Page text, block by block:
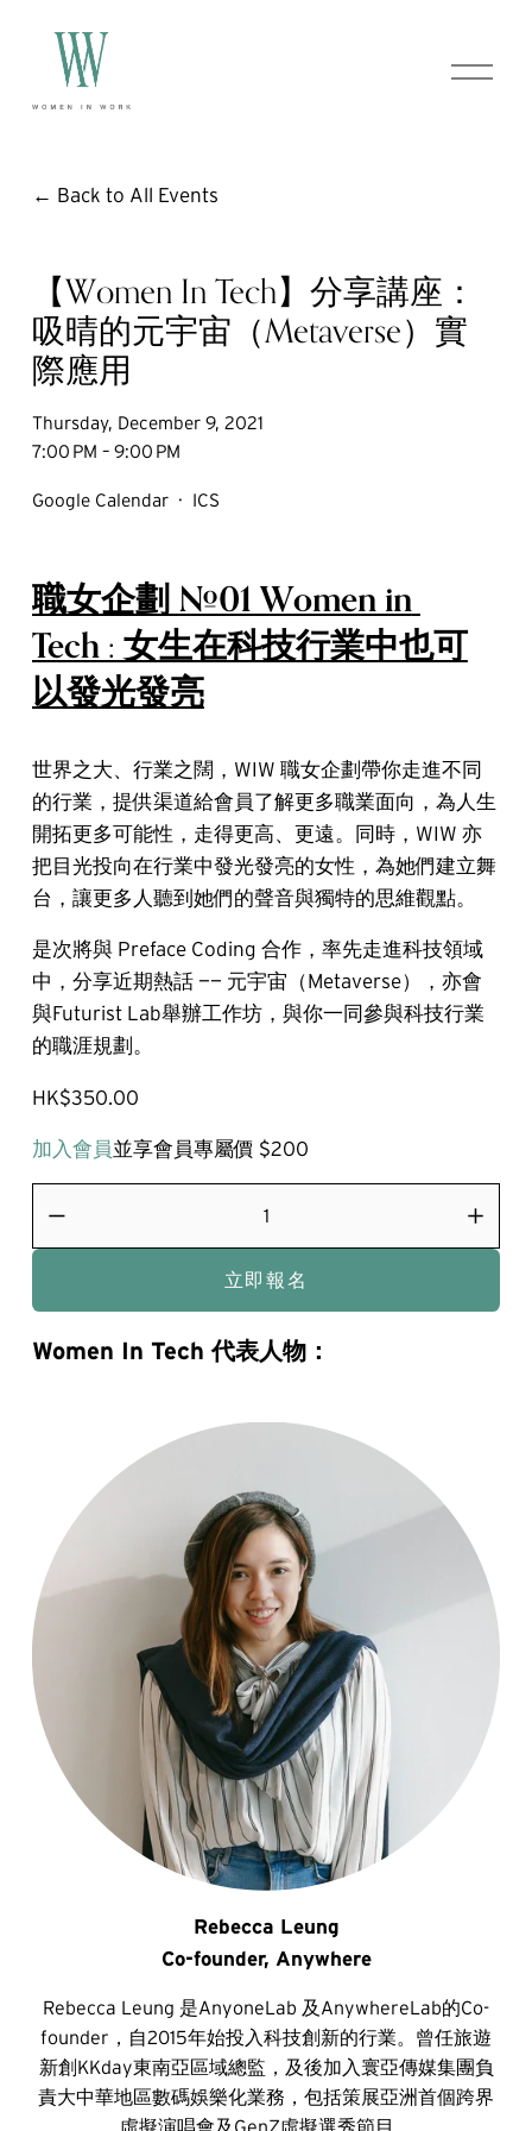
O
p
Back to All Events
【Women In Tech】分享講座：
吸晴的元宇宙（Metaverse）實
際應用
Thursday, December 9, 2021
7:00 PM
9:00 PM
Google Calendar ICS
職女企劃 #01 Women in
Tech : 女生在科技行業中也可
以發光發亮
世界之大、行業之闊，WIW 職女企劃帶你走進不同
的行業，提供渠道給會員了解更多職業面向，為人生
開拓更多可能性，走得更高、更遠。同時，WIW 亦
把目光投向在行業中發光發亮的女性，為她們建立舞
台，讓更多人聽到她們的聲音與獨特的思維觀點。
是次將與 Preface Coding 合作，率先走進科技領域
中，分享近期熱話 —— 元宇宙（Metaverse），亦會
與Futurist Lab舉辦工作坊，與你一同參與科技行業
的職涯規劃。
HK$350.00
加入會員並享會員專屬價 $200
立即報名
Women In Tech 代表人物：
Rebecca Leung
Co-founder, Anywhere
Rebecca Leung 是AnyoneLab 及AnywhereLab的Co-
founder，自2015年始投入科技創新的行業。曾任旅遊
新創KKday東南亞區域總監，及後加入寰亞傳媒集團負
責大中華地區數碼娛樂化業務，包括策展亞洲首個跨界
虛擬演唱會及GenZ虛擬選秀節目。